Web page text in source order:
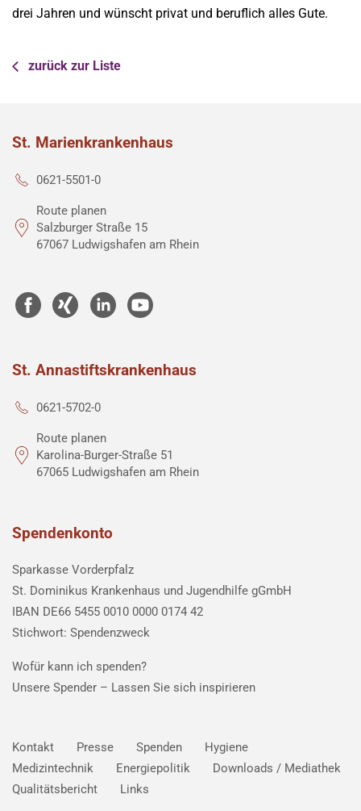
drei Jahren und wünscht privat und beruflich alles Gute.
zurück zur Liste
St. Marienkrankenhaus
0621-5501-0
Route planen
Salzburger Straße 15
67067 Ludwigshafen am Rhein
St. Annastiftskrankenhaus
0621-5702-0
Route planen
Karolina-Burger-Straße 51
67065 Ludwigshafen am Rhein
Spendenkonto
Sparkasse Vorderpfalz
St. Dominikus Krankenhaus und Jugendhilfe gGmbH
IBAN DE66 5455 0010 0000 0174 42
Stichwort: Spendenzweck
Wofür kann ich spenden?
Unsere Spender – Lassen Sie sich inspirieren
Kontakt Presse Spenden
Hygiene
Medizintechnik
Energiepolitik
Downloads / Mediathek
Qualitätsbericht
Links